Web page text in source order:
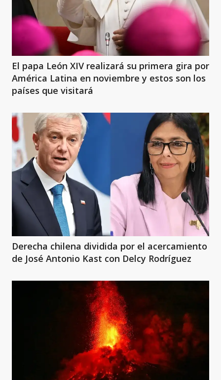
El papa León XIV realizará su primera gira por
América Latina en noviembre y estos son los
países que visitará
Derecha chilena dividida por el acercamiento
de José Antonio Kast con Delcy Rodríguez